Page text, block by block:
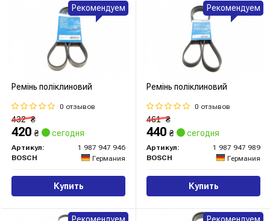
Ремінь поліклиновий
0 отзывов
432₴
420 ₴ сегодня
Артикул:
1 987 947 946
BOSCH
Германия
Купить
Рекомендуем
Ремінь поліклиновий
0 отзывов
461₴
440 ₴ сегодня
Артикул:
1 987 947 989
BOSCH
Германия
Купить
Рекомендуем